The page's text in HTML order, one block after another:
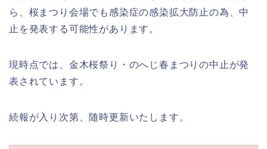
ら、桜まつり会場でも感染症の感染拡大防止の為、中
止を発表する可能性があります。
現時点では、金木桜祭り・のへじ春まつりの中止が発
表されています。
続報が入り次第、随時更新いたします。